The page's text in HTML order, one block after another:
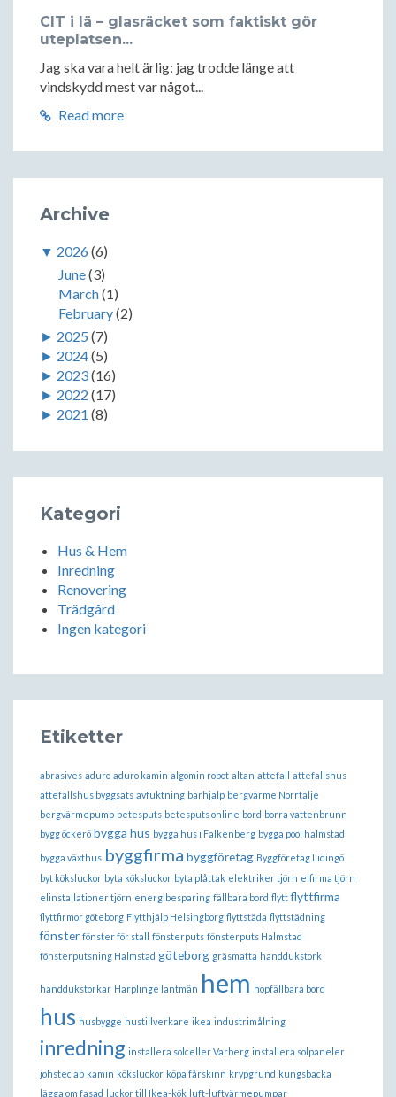
CIT i lä – glasräcket som faktiskt gör
uteplatsen...
Jag ska vara helt ärlig: jag trodde länge att
vindskydd mest var något...
Read more
Archive
▼ 2026(6)
June(3)
March(1)
February(2)
► 2025 (7)
► 2024(5)
► 2023(16)
► 2022 (17)
► 2021 (8)
Kategori
Hus & Hem
Inredning
Renovering
Trädgård
Ingen kategori
Etiketter
abrasives aduro aduro kamin algomin robot altan attefall attefallshus
attefallshus byggsats avfuktning bärhjälp bergvärme Norrtälje
bergvärmepump betesputs betesputs online bord borra vattenbrunn
bygg öckerö bygga hus bygga hus i Falkenberg bygga pool halmstad
bygga växthus byggfirma byggföretag Byggföretag Lidingö
byt köksluckor byta köksluckor byta plåttak elektriker tjörn elfirma tjörn
elinstallationer tjörn energibesparing fällbara bord flytt flyttfirma
flyttfirmor göteborg Flytthjälp Helsingborg flyttstäda flyttstädning
fönster fönster för stall fönsterputs fönsterputs Halmstad
fönsterputsning Halmstad göteborg gräsmatta handdukstork
handdukstorkar Harplinge lantmän hem hopfällbara bord
hus husbygge hustillverkare ikea industrimålning
inredning installera solceller Varberg installera solpaneler
johstec ab kamin köksluckor köpa fårskinn krypgrund kungsbacka
lägga om fasad luckor till Ikea-kök luft-luftvärmepumpar